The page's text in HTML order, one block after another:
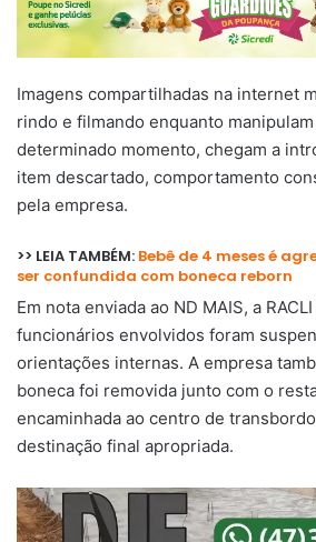
Imagens compartilhadas na internet
rindo e filmando enquanto manipulam
determinado momento, chegam a
item descartado, comportamento
pela empresa.
>> LEIA TAMBÉM: Bebê de 4 meses é
ser confundida com boneca reborn
Em nota enviada ao ND MAIS, a
funcionários envolvidos foram
orientações internas. A empresa
boneca foi removida junto com o
encaminhada ao centro de
destinação final apropriada.